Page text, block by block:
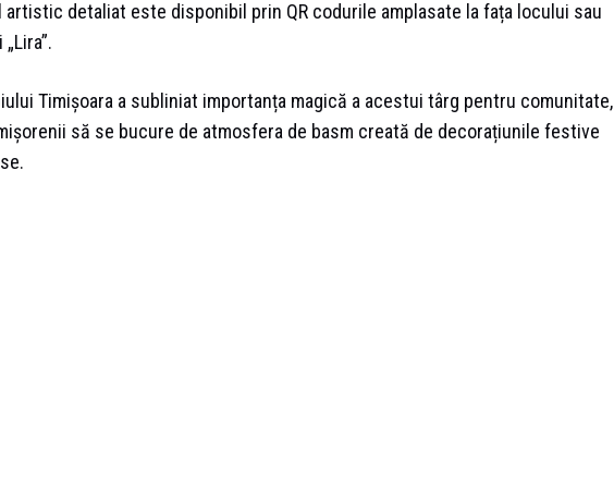
detaliat este disponibil prin QR codurile amplasate la fața locului sau
Timișoara a subliniat importanța magică a acestui târg pentru comunitate,
să se bucure de atmosfera de basm creată de decorațiunile festive